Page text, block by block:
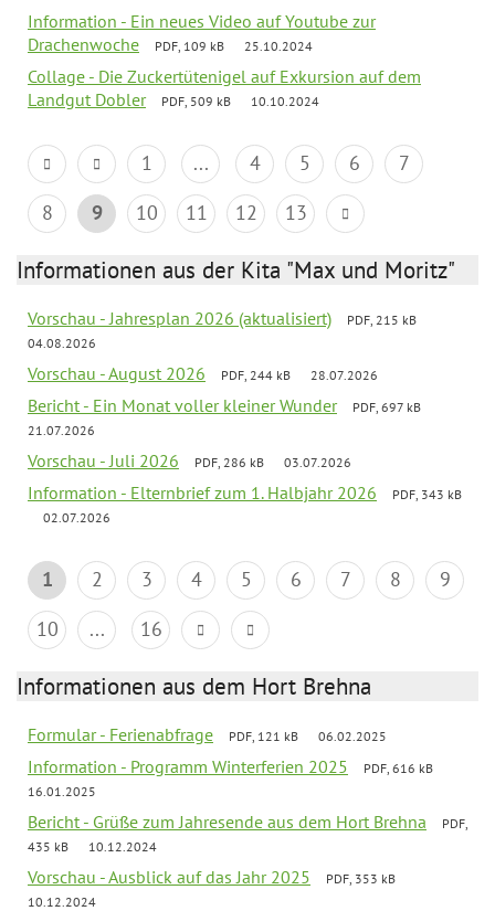
Information - Ein neues Video auf Youtube zur
Drachenwoche
PDF, 109 kB 25.10.2024
Collage - Die Zuckertütenigel auf Exkursion auf dem
Landgut Dobler
PDF, 509 kB 10.10.2024
1 ... 4 5 6
7
8
9 10 11 12 13
Informationen aus der Kita "Max und Moritz"
Vorschau - Jahresplan 2026 (aktualisiert)
PDF, 215 kB
04.08.2026
Vorschau - August 2026 PDF, 244 kB 28.07.2026
Bericht - Ein Monat voller kleiner Wunder
PDF, 697 kB
21.07.2026
Vorschau - Juli 2026 PDF, 286 kB 03.07.2026
Information - Elternbrief zum 1. Halbjahr 2026
PDF, 343 kB
02.07.2026
1 2 3 4 5 6 7 8
9
10
... 16
Informationen aus dem Hort Brehna
Formular - Ferienabfrage PDF, 121 kB 06.02.2025
Information - Programm Winterferien 2025
PDF, 616 kB
16.01.2025
Bericht - Grüße zum Jahresende aus dem Hort Brehna
PDF,
435 kB
10.12.2024
Vorschau - Ausblick auf das Jahr 2025
PDF, 353 kB
10.12.2024